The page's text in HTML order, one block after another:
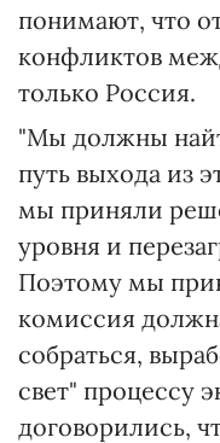
понимают, что
конфликтов
только Россия.
"Мы должны
путь выхода из
мы приняли
уровня и
Поэтому мы
комиссия
собраться,
свет" процессу
договорились,